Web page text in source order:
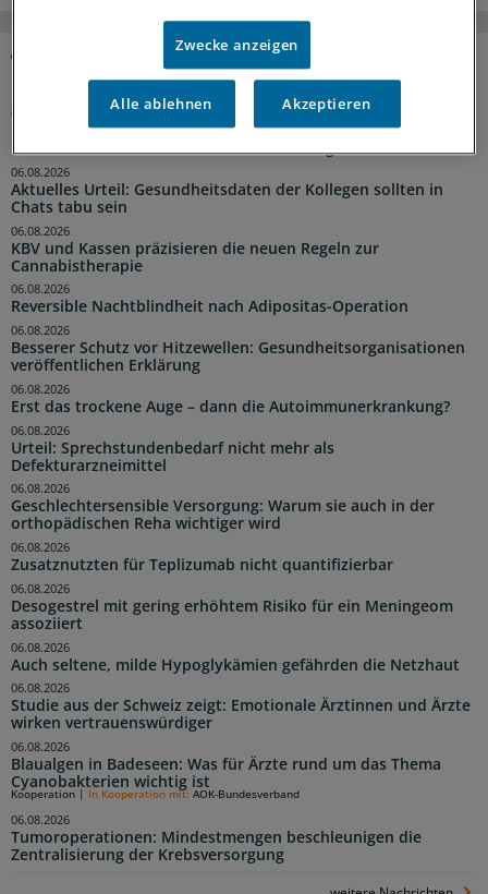
NACHRICHTEN
Praxisbesonderheiten in Zeiten des GKV-Spargesetzes:
Klarheit soll es in der kommenden Woche geben
06.08.2026
Aktuelles Urteil: Gesundheitsdaten der Kollegen sollten in
Chats tabu sein
06.08.2026
KBV und Kassen präzisieren die neuen Regeln zur
Cannabistherapie
06.08.2026
Reversible Nachtblindheit nach Adipositas-Operation
06.08.2026
Besserer Schutz vor Hitzewellen: Gesundheitsorganisationen
veröffentlichen Erklärung
06.08.2026
Erst das trockene Auge – dann die Autoimmunerkrankung?
06.08.2026
Urteil: Sprechstundenbedarf nicht mehr als
Defekturarzneimittel
06.08.2026
Geschlechtersensible Versorgung: Warum sie auch in der
orthopädischen Reha wichtiger wird
06.08.2026
Zusatznutzten für Teplizumab nicht quantifizierbar
06.08.2026
Desogestrel mit gering erhöhtem Risiko für ein Meningeom
assoziiert
06.08.2026
Auch seltene, milde Hypoglykämien gefährden die Netzhaut
06.08.2026
Studie aus der Schweiz zeigt: Emotionale Ärztinnen und Ärzte
wirken vertrauenswürdiger
06.08.2026
Blaualgen in Badeseen: Was für Ärzte rund um das Thema
Cyanobakterien wichtig ist
06.08.2026
Tumoroperationen: Mindestmengen beschleunigen die
Zentralisierung der Krebsversorgung
Kooperation | In Kooperation mit: AOK-Bundesverband
06.08.2026
Zwecke anzeigen
Alle ablehnen Akzeptieren